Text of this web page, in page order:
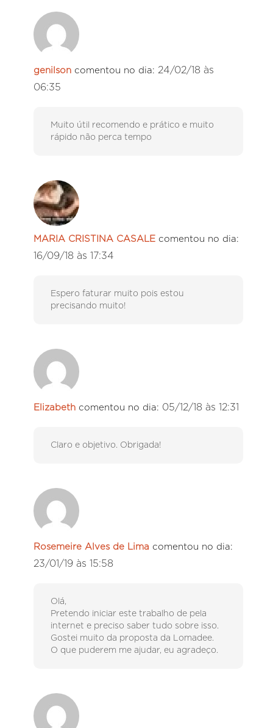
genilson comentou no dia: 24/02/18 às
06:35
Muito útil recomendo e prático e muito
rápido não perca tempo
MARIA CRISTINA CASALE comentou no dia:
16/09/18 às 17:34
Espero faturar muito pois estou
precisando muito!
Elizabeth comentou no dia: 05/12/18 às 12:31
Claro e objetivo. Obrigada!
Rosemeire Alves de Lima comentou no dia:
23/01/19 às 15:58
Olá,
Pretendo iniciar este trabalho de pela
internet e preciso saber tudo sobre isso.
Gostei muito da proposta da Lomadee.
O que puderem me ajudar, eu agradeço.